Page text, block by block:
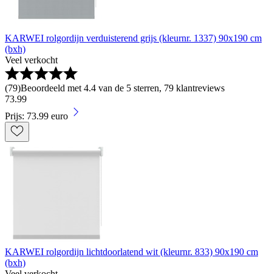
KARWEI rolgordijn verduisterend grijs (kleurnr. 1337) 90x190 cm
(bxh)
Veel verkocht
(79)Beoordeeld met 4.4 van de 5 sterren, 79 klantreviews
73.99
Prijs: 73.99 euro
KARWEI rolgordijn lichtdoorlatend wit (kleurnr. 833) 90x190 cm
(bxh)